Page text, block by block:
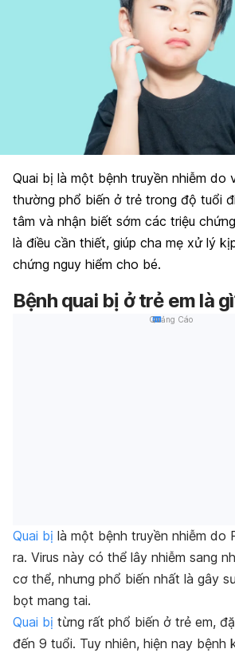
Quai bị là một bệnh truyền nhiễm do
thường phổ biến ở trẻ trong độ tuổi
tâm và nhận biết sớm các triệu
là điều cần thiết, giúp cha mẹ xử lý
chứng nguy hiểm cho bé.
Bệnh quai bị ở trẻ em là
Quảng Cáo
Quai bị là một bệnh truyền nhiễm do
ra. Virus này có thể lây nhiễm sang
cơ thể, nhưng phổ biến nhất là gây
bọt mang tai.
Quai bị từng rất phổ biến ở trẻ em,
đến 9 tuổi. Tuy nhiên, hiện nay bệnh